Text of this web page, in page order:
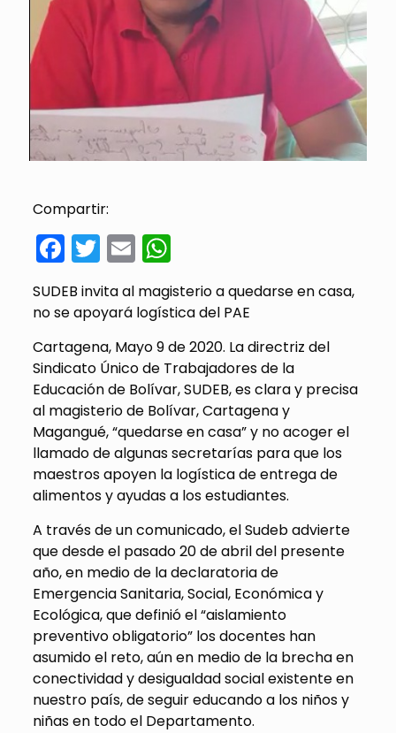
Compartir:
Facebook
Twitter
EmailWhatsApp
SUDEB invita al magisterio a quedarse en casa,
no se apoyará logística del PAE
Cartagena, Mayo 9 de 2020. La directriz del
Sindicato Único de Trabajadores de la
Educación de Bolívar, SUDEB, es clara y precisa
al magisterio de Bolívar, Cartagena y
Magangué, “quedarse en casa” y no acoger el
llamado de algunas secretarías para que los
maestros apoyen la logística de entrega de
alimentos y ayudas a los estudiantes.
A través de un comunicado, el Sudeb advierte
que desde el pasado 20 de abril del presente
año, en medio de la declaratoria de
Emergencia Sanitaria, Social, Económica y
Ecológica, que definió el “aislamiento
preventivo obligatorio” los docentes han
asumido el reto, aún en medio de la brecha en
conectividad y desigualdad social existente en
nuestro país, de seguir educando a los niños y
niñas en todo el Departamento.